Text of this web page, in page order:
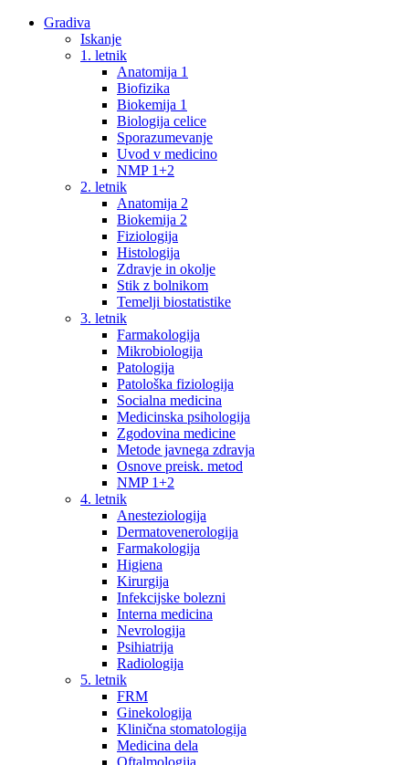
Gradiva
Iskanje
1. letnik
Anatomija 1
Biofizika
Biokemija 1
Biologija celice
Sporazumevanje
Uvod v medicino
NMP 1+2
2. letnik
Anatomija 2
Biokemija 2
Fiziologija
Histologija
Zdravje in okolje
Stik z bolnikom
Temelji biostatistike
3. letnik
Farmakologija
Mikrobiologija
Patologija
Patološka fiziologija
Socialna medicina
Medicinska psihologija
Zgodovina medicine
Metode javnega zdravja
Osnove preisk. metod
NMP 1+2
4. letnik
Anesteziologija
Dermatovenerologija
Farmakologija
Higiena
Kirurgija
Infekcijske bolezni
Interna medicina
Nevrologija
Psihiatrija
Radiologija
5. letnik
FRM
Ginekologija
Klinična stomatologija
Medicina dela
Oftalmologija